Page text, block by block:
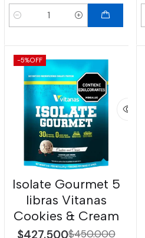
Cantidad
-5%OFF
Isolate Gourmet 5
libras Vitanas
Cookies & Cream
$427.500$450.000